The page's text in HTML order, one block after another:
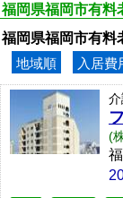
福岡県福岡市有料
福岡県福岡市有料
地域順
入居費
(